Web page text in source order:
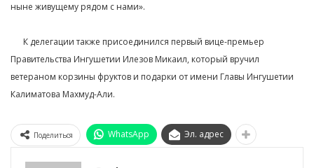
ныне живущему рядом с нами».⁣⁣⠀
⠀⠀К делегации также присоединился первый вице-премьер
Правительства Ингушетии Илезов Микаил, который вручил
ветераном корзины фруктов и подарки от имени Главы Ингушетии
Калиматова Махмуд-Али.
Поделиться WhatsApp Эл. адрес